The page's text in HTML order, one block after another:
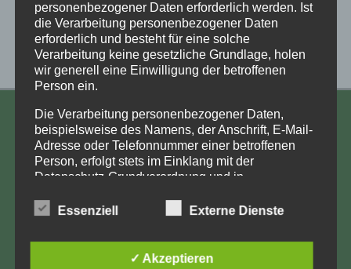
KONTAKT
Aufarbeitung und Erforschung
Kinderverschickung e.V.
Anja Röhl
Kiehlufer 43
12059 Berlin
info@Verschickungsheime.de
personenbezogener Daten erforderlich werden. Ist
die Verarbeitung personenbezogener Daten
erforderlich und besteht für eine solche
Verarbeitung keine gesetzliche Grundlage, holen
wir generell eine Einwilligung der betroffenen
Person ein.
Die Verarbeitung personenbezogener Daten,
beispielsweise des Namens, der Anschrift, E-Mail-
Adresse oder Telefonnummer einer betroffenen
Person, erfolgt stets im Einklang mit der
Datenschutz-Grundverordnung und in
landesspezifischen Datenschutzbestimmungen.
Unternehmen die Öffentlichkeit über Art, Umfang
und Zweck der von uns erhobenen, genutzten und
Essenziell Externe Dienste
✓ Akzeptieren